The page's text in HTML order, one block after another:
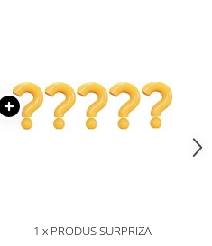
1 x PRODUS SURPRIZA